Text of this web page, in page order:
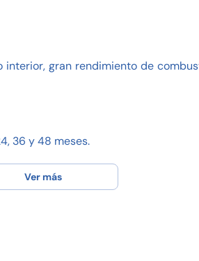
gran rendimiento de
36 y 48 meses.
Ver más